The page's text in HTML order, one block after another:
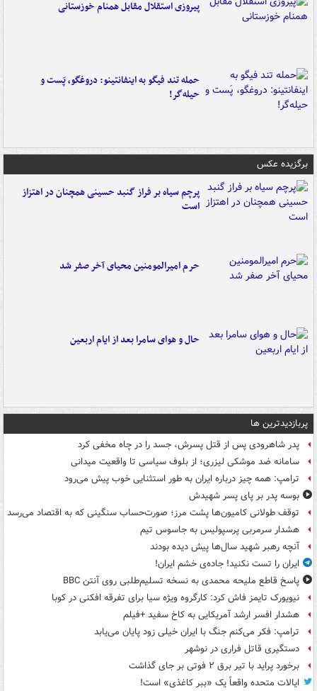
پیروزی استقلال مقابل همنام خوزستانی
حمله تند فیگو به اینفانتینو: دروغگو، پَست‌ و
حیله‌گر!
برگزیده عکس
پرچم سیاه بر فراز گنبد حسینی همچنان در اهتزاز
است
حرم امیرالمومنین محیای آخر صفر شد
حال و هوای سامرا بعد از ایام اربعین
پربازدیدترین ها
پدر شاهرودی پس از قتل پسرش، جسد را در چاه مخفی کرد
سامانه ضد موشکی لیزری؛ از بلوف سیاسی تا واقعیت میدانی
ترامپ: همه چیز درباره ایران به طور استثنایی خوب پیش می‌رود
بوسه‌ پدر بر پای پسر شهیدش
توقف طولانی کامیون‌ها پشت مرز؛ صورت‌حساب سنگینی که به اقتصاد می‌رسد
هشدار سرمربی پرسپولیس به جاسوس تیم
آنچه رهبر شهید سال‌ها پیش دیده بودند
ایران را تست نکنید! جاده‌ی خشم ایران!
پاسخ قاطع ملیحه محمدی به نسخه تسلیم‌طلبی روی آنتن BBC
نیویورک تایمز فاش کرد: کارگروه ویژه سیا برای تفرقه افکنی در کوبا
هشدار افسر ارشد آمریکایی به کاخ سفید +فیلم
ترامپ: فکر می‌کنم جنگ با ایران خیلی زود پایان می‌یابد
دستگیری قاتل فراری در نوشهر
برخورد پراید با تیر برق ۲ فوتی بر جای گذاشت
ایالات متحده واقعاً یک «ببر کاغذی» است!